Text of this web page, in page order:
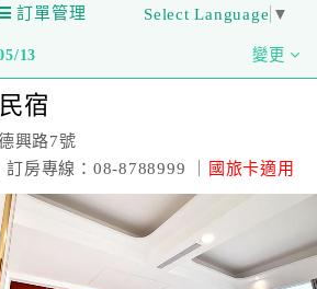
訂單管理 Select Language ▼
13 變更
宿
興路7號
房專線：08-8788999 ｜
國旅卡適用